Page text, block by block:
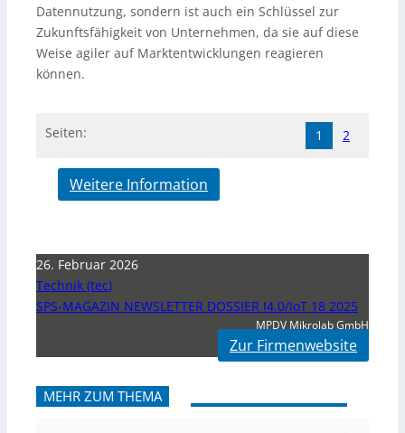
Datennutzung, sondern ist auch ein Schlüssel zur
Zukunftsfähigkeit von Unternehmen, da sie auf diese
Weise agiler auf Marktentwicklungen reagieren
können.
Seiten: 1 2
Weitere Information
26. Februar 2026
Technik (tec)
SPS-MAGAZIN NEWSLETTER DOSSIER I4.0/IoT 18 2025
MPDV Mikrolab GmbH
Zur Firmenwebsite
MEHR ZUM THEMA